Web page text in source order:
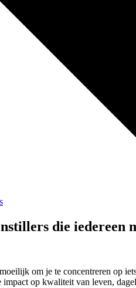
die iedereen
om je te concentreren op
op kwaliteit van leven,